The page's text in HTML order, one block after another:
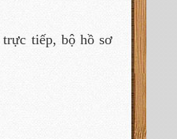
trực tiếp, bộ hồ sơ